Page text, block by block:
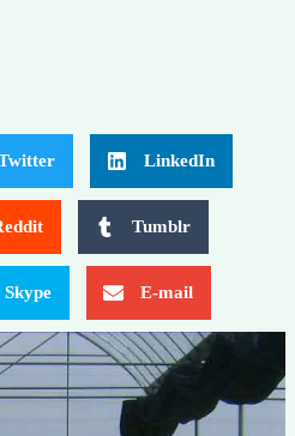
LinkedIn
Tumblr
Skype E-mail